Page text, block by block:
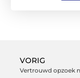
VORIG